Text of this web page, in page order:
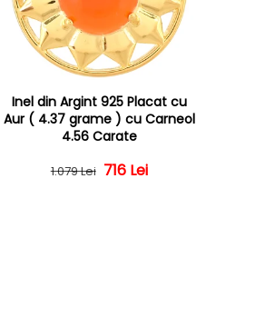
Inel din Argint 925 Placat cu
Aur ( 4.37 grame ) cu Carneol
4.56 Carate
Preț obișnuit
1.079 Lei Preț redus
716 Lei